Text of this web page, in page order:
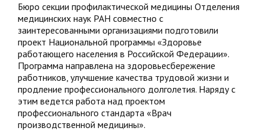
Бюро секции профилактической медицины Отделения
медицинских наук РАН совместно с
заинтересованными организациями подготовили
проект Национальной программы «Здоровье
работающего населения в Российской Федерации».
Программа направлена на здоровьесбережение
работников, улучшение качества трудовой жизни и
продление профессионального долголетия. Наряду с
этим ведется работа над проектом
профессионального стандарта «Врач
производственной медицины».